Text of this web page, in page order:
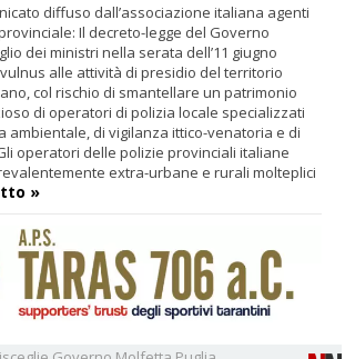
diffuso dall’associazione italiana agenti
Il decreto-legge del Governo
dei ministri nella serata dell’11 giugno
alle attività di presidio del territorio
col rischio di smantellare un patrimonio
di operatori di polizia locale specializzati
ambientale, di vigilanza ittico-venatoria e di
operatori delle polizie provinciali italiane
extra-urbane e rurali molteplici
»